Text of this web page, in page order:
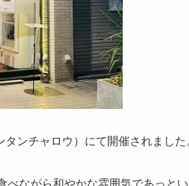
ンチャロウ）にて開催されました
べながら和やかな雰囲気であっと